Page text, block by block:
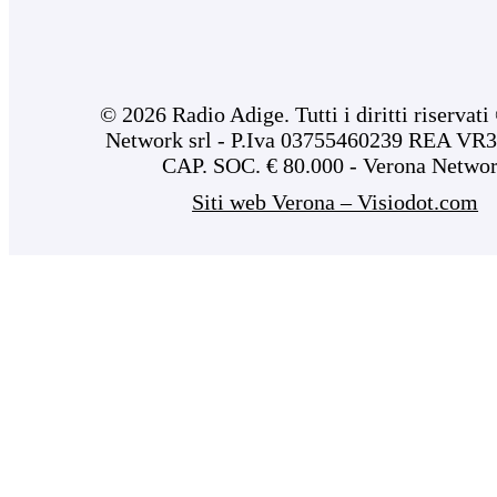
© 2026 Radio Adige. Tutti i diritti riservati
Network srl - P.Iva 03755460239 REA
CAP. SOC. € 80.000 - Verona
Siti web Verona – Visiodot.com